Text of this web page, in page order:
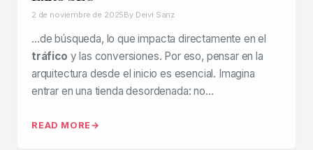
2 de noviembre de 2025By Deivi Sanz
…de búsqueda, lo que impacta directamente en el
tráfico y las conversiones. Por eso, pensar en la
arquitectura desde el inicio es esencial. Imagina
entrar en una tienda desordenada: no…
READ MORE